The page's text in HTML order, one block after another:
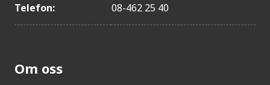
Telefon: 08-462 25 40
Om oss